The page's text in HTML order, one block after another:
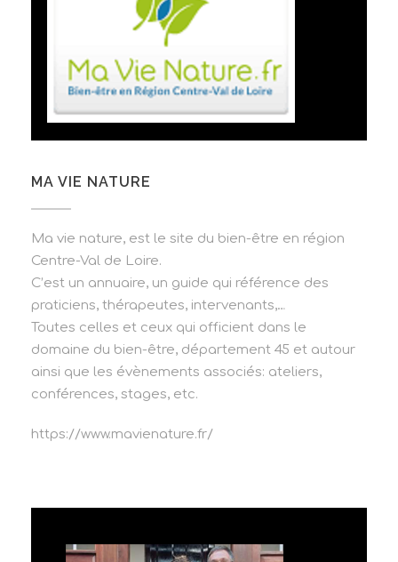
MA VIE NATURE
Ma vie nature, est le site du bien-être en région
Centre-Val de Loire.
C’est un annuaire, un guide qui référence des
praticiens, thérapeutes, intervenants,…
Toutes celles et ceux qui officient dans le
domaine du bien-être, département 45 et autour
ainsi que les évènements associés: ateliers,
conférences, stages, etc.
https://www.mavienature.fr/